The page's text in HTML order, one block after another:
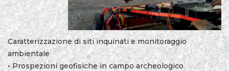
Caratterizzazione di siti inquinati e monitoraggio
ambientale
• Prospezioni geofisiche in campo archeologico